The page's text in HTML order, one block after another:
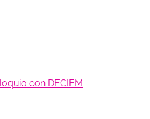
con DECIEM